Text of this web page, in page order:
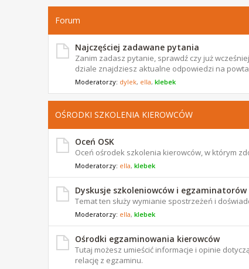
Forum
Najczęściej zadawane pytania
Zanim zadasz pytanie, sprawdź czy już
dziale znajdziesz aktualne odpowiedzi na
Moderatorzy: dylek, ella, klebek
OŚRODKI SZKOLENIA KIEROWCÓW
Oceń OSK
Oceń ośrodek szkolenia kierowców, w którym
Moderatorzy: ella, klebek
Dyskusje szkoleniowców i egzaminatorów
Temat ten służy wymianie spostrzeżeń i
Moderatorzy: ella, klebek
Ośrodki egzaminowania kierowców
Tutaj możesz umieścić informacje i opinie
relację z egzaminu.